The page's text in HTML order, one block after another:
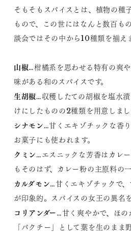
そもそもスパイスとは、植物の種
もので、この世にはなんと数百も
談会ではその中から10種類を揃え
山椒…柑橘系を思わせる特有の爽
味がある和のスパイスです。
生胡椒…収穫したての胡椒を塩水
けにしたものの2種類を用意しまし
シナモン…甘くエキゾチックな香
お菓子にも使われます。
クミン…エスニックな芳香はカレ
もそのはず、カレー粉の主原料の一
カルダモン…甘くエキゾチックで
が印象的。スパイスの女王の異名を
コリアンダー…甘く爽やかで、ほの
「パクチー」として葉を生のまま